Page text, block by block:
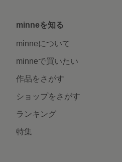
minneを知る
minneについて
minneで買いたい
作品をさがす
ショップをさがす
ランキング
特集